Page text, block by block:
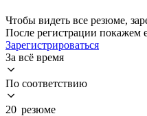
Чтобы видеть все резюме,
После регистрации покажем
Зарегистрироваться
За всё время
По соответствию
20 резюме